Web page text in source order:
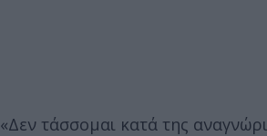
«Δεν τάσσομαι κατά της